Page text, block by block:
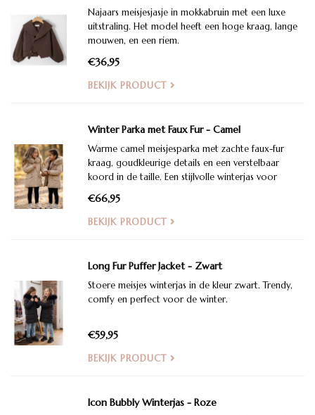
Najaars meisjesjasje in mokkabruin met een luxe
uitstraling. Het model heeft een hoge kraag, lange
mouwen, en een riem.
€36,95
BEKIJK PRODUCT
Winter Parka met Faux Fur - Camel
Warme camel meisjesparka met zachte faux-fur
kraag, goudkleurige details en een verstelbaar
koord in de taille. Een stijlvolle winterjas voor
iedere dag.
€66,95
BEKIJK PRODUCT
Long Fur Puffer Jacket - Zwart
Stoere meisjes winterjas in de kleur zwart. Trendy,
comfy en perfect voor de winter.
€59,95
BEKIJK PRODUCT
Icon Bubbly Winterjas - Roze